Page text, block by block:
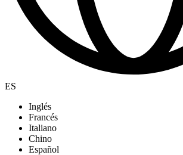
ES
Inglés
Francés
Italiano
Chino
Español